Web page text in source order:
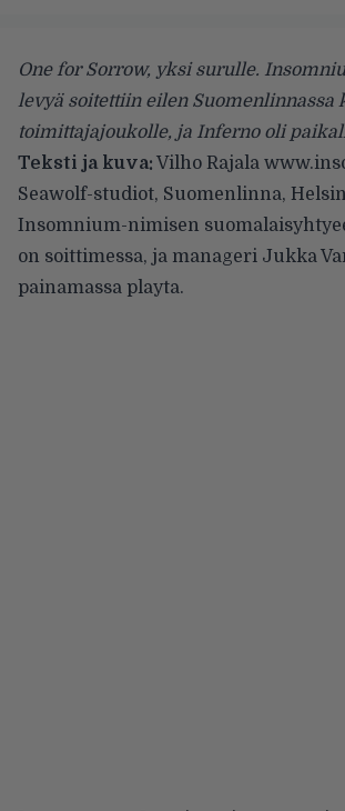
One for Sorrow, yksi surulle.
levyä soitettiin eilen Suomenlinnassa
toimittajajoukolle, ja Inferno oli
Teksti ja kuva: Vilho Rajala
Seawolf-studiot, Suomenlinna,
Insomnium-nimisen
on soittimessa, ja manageri Jukka
painamassa playta.